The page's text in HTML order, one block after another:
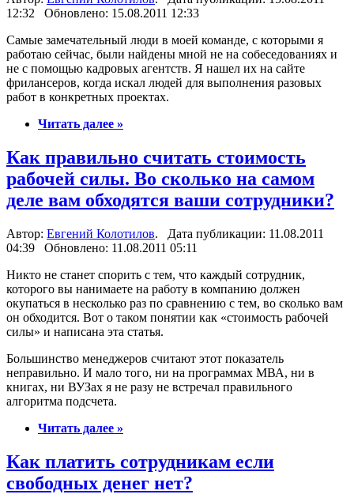
12:32 Обновлено: 15.08.2011 12:33
Самые замечательный люди в моей команде, с которыми я
работаю сейчас, были найдены мной не на собеседованиях и
не с помощью кадровых агентств. Я нашел их на сайте
фрилансеров, когда искал людей для выполнения разовых
работ в конкретных проектах.
Читать далее »
Как правильно считать стоимость
рабочей силы. Во сколько на самом
деле вам обходятся ваши сотрудники?
Автор: Евгений Колотилов. Дата публикации: 11.08.2011
04:39 Обновлено: 11.08.2011 05:11
Никто не станет спорить с тем, что каждый сотрудник,
которого вы нанимаете на работу в компанию должен
окупаться в несколько раз по сравнению с тем, во сколько вам
он обходится. Вот о таком понятии как «стоимость рабочей
силы» и написана эта статья.
Большинство менеджеров считают этот показатель
неправильно. И мало того, ни на программах МВА, ни в
книгах, ни ВУЗах я не разу не встречал правильного
алгоритма подсчета.
Читать далее »
Как платить сотрудникам если
свободных денег нет?